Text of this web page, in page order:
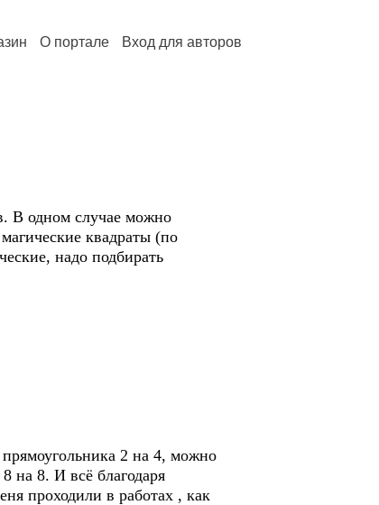
О портале Вход для авторов
В одном случае можно
квадраты (по
надо подбирать
2 на 4, можно
на 8. И всё благодаря
проходили в работах , как